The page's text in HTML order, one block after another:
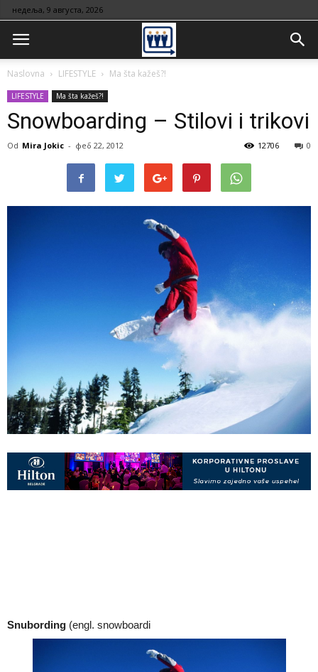
недеља, 9 августа, 2026
Naslovna LIFESTYLE Ma šta kažeš?!
LIFESTYLE Ma šta kažeš?!
Snowboarding – Stilovi i trikovi
Od Mira Jokic - феб 22, 2012 0
12706
Snubording (engl. snowboardi